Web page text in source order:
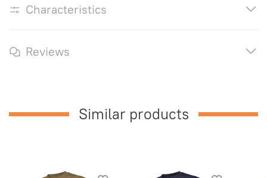
Characteristics
Reviews
Similar products